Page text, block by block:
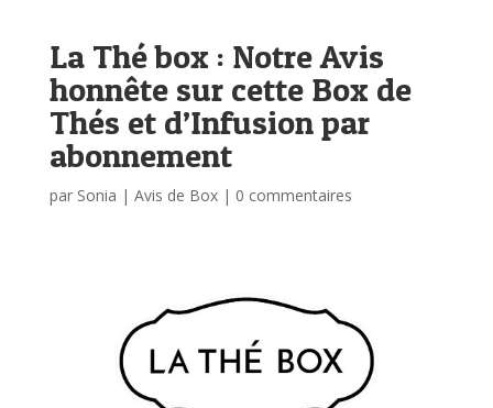
La Thé box : Notre Avis
honnête sur cette Box de
Thés et d’Infusion par
abonnement
par Sonia | Avis de Box| 0 commentaires